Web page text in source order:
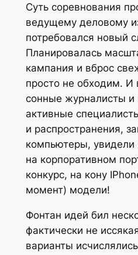
Суть соревнования
ведущему деловому
потребовался новый
Планировалась
кампания и вброс
просто не обходим.
сонные журналисты и
активные
и распространения,
компьютеры, увидели
на корпоративном
конкурс, на кону
момент) модели!
Фонтан идей бил
фактически не
варианты